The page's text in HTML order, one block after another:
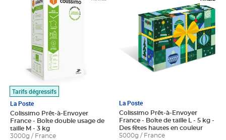
Tarifs dégressifs
La Poste
Colissimo Prêt-à-Envoyer
France - Boîte double usage de
taille M - 3 kg
3000g / France
La Poste
Colissimo Prêt-à-Envoyer
France - Boîte de taille L - 5 kg -
Des fêtes hautes en couleur
5000g / France